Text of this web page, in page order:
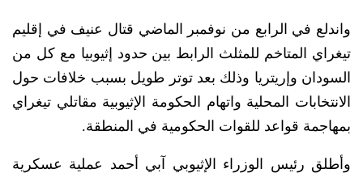
واندلع في الرابع من نوفمبر الماضي قتال عنيف في إقليم
تيغراي المتاخم للمثلث الرابط بين حدود إثيوبيا مع كل من
السودان وإريتريا وذلك بعد توتر طويل بسبب خلافات حول
الانتخابات المحلية واتهام الحكومة الإثيوبية مقاتلي تيغراي
بمهاجمة قواعد للقوات الحكومية في المنطقة.
وأطلق رئيس الوزراء الإثيوبي آبي أحمد عملية عسكرية